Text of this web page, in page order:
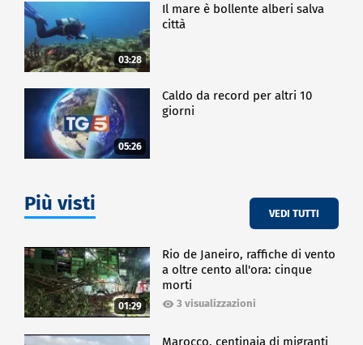
03:28
Il mare è bollente alberi salva
città
05:26
Caldo da record per altri 10
giorni
Più visti VEDI TUTTI
01:29
Rio de Janeiro, raffiche di vento
a oltre cento all'ora: cinque
morti
3 visualizzazioni
Marocco, centinaia di migranti